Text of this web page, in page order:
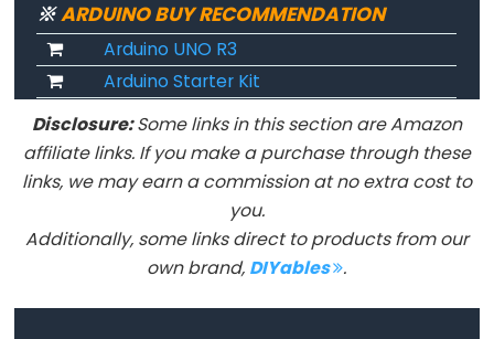
기)
String
==
(비
교)
String
(concatenation)
!=
※ARDUINO BUY RECOMMENDATION
Arduino UNO R3
Arduino Starter Kit
Disclosure:Some links in this section are Amazon
affiliate links. If you make a purchase through these
links, we may earn a commission at no extra cost to
you.
Additionally, some links direct to products from our
own brand, DIYables .